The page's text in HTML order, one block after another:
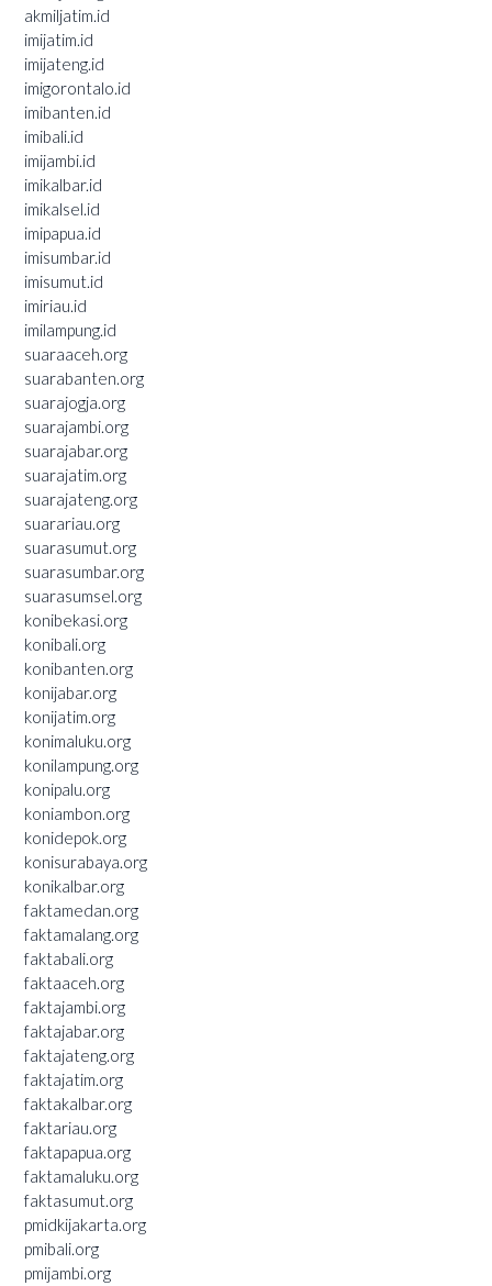
akmiljatim.id
imijatim.id
imijateng.id
imigorontalo.id
imibanten.id
imibali.id
imijambi.id
imikalbar.id
imikalsel.id
imipapua.id
imisumbar.id
imisumut.id
imiriau.id
imilampung.id
suaraaceh.org
suarabanten.org
suarajogja.org
suarajambi.org
suarajabar.org
suarajatim.org
suarajateng.org
suarariau.org
suarasumut.org
suarasumbar.org
suarasumsel.org
konibekasi.org
konibali.org
konibanten.org
konijabar.org
konijatim.org
konimaluku.org
konilampung.org
konipalu.org
koniambon.org
konidepok.org
konisurabaya.org
konikalbar.org
faktamedan.org
faktamalang.org
faktabali.org
faktaaceh.org
faktajambi.org
faktajabar.org
faktajateng.org
faktajatim.org
faktakalbar.org
faktariau.org
faktapapua.org
faktamaluku.org
faktasumut.org
pmidkijakarta.org
pmibali.org
pmijambi.org